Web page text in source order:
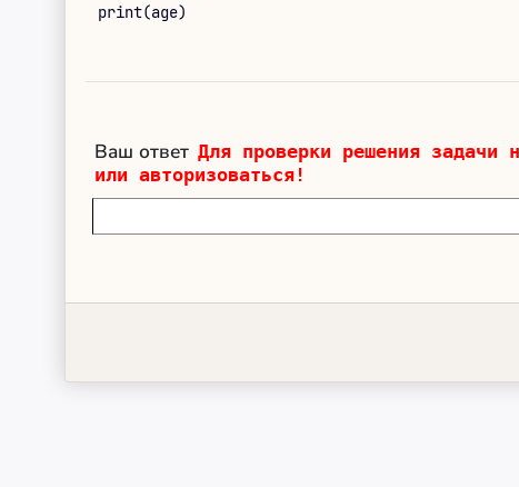
print(age)
Ваш ответ Для проверки решения задачи
или авторизоваться!